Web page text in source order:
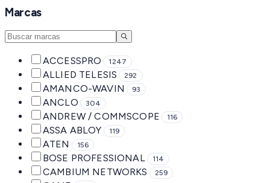
Marcas
ACCESSPRO 1247
ALLIED TELESIS 292
AMANCO-WAVIN 93
ANCLO 304
ANDREW / COMMSCOPE 116
ASSA ABLOY 119
ATEN 156
BOSE PROFESSIONAL 114
CAMBIUM NETWORKS 259